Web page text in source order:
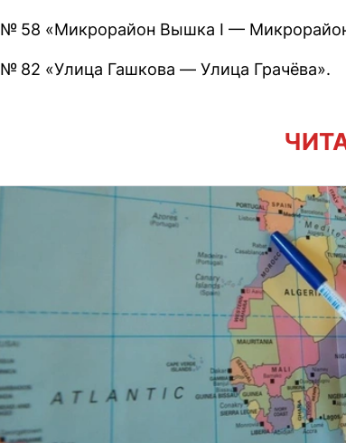
№ 58 «Микрорайон Вышка I —
№ 82 «Улица Гашкова — Улица Грачёва».